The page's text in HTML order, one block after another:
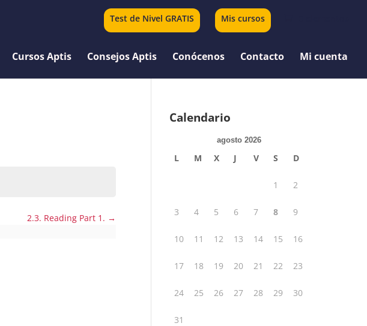
Test de Nivel GRATIS Mis cursos
Cursos Aptis Consejos Aptis Conócenos Contacto Mi cuenta
2.3. Reading Part 1.
Calendario
agosto 2026
L M X J V S D
1 2
3 4 5 6 7 8 9
10 11 12 13 14 15 16
17 18 19 20 21 22 23
24 25 26 27 28 29 30
31